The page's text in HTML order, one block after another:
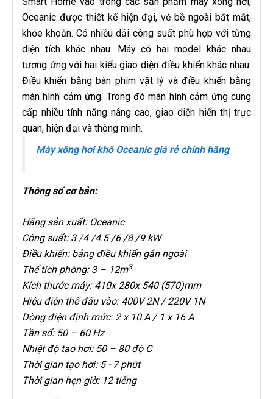
Oceanic được thiết kế hiện đại, vẻ bề ngoài bắt mắt,
khỏe khoắn. Có nhiều dải công suất phù hợp với từng
diện tích khác nhau. Máy có hai model khác nhau
tương ứng với hai kiểu giao diện điều khiển khác nhau:
Điều khiển bằng bàn phím vật lý và điều khiển bằng
màn hình cảm ứng. Trong đó màn hình cảm ứng cung
cấp nhiều tính năng nâng cao, giao diện hiển thị trực
quan, hiện đại và thông minh.
Máy xông hơi khô Oceanic giá rẻ chính hãng
Thông số cơ bản:
Hãng sản xuất: Oceanic
Công suất: 3 /4 /4.5 /6 /8 /9 kW
Điều khiển: bảng điều khiển gắn ngoài
Thể tích phòng: 3 – 12m3
Kích thước máy: 410x 280x 540 (570)mm
Hiệu điện thế đầu vào: 400V 2N / 220V 1N
Dòng điện định mức: 2 x 10 A / 1 x 16 A
Tần số: 50 – 60 Hz
Nhiệt độ tạo hơi: 50 – 80 độ C
Thời gian tạo hơi: 5 - 7 phút
Thời gian hẹn giờ: 12 tiếng